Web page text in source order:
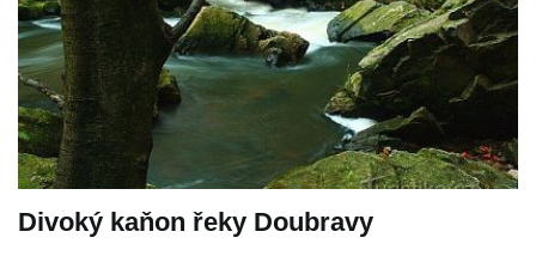
Divoký kaňon řeky Doubravy